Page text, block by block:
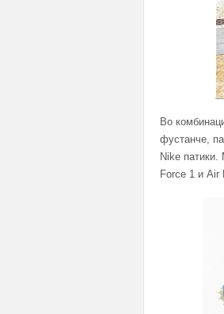
Во
фустанче,
Nike
Force 1 и Air